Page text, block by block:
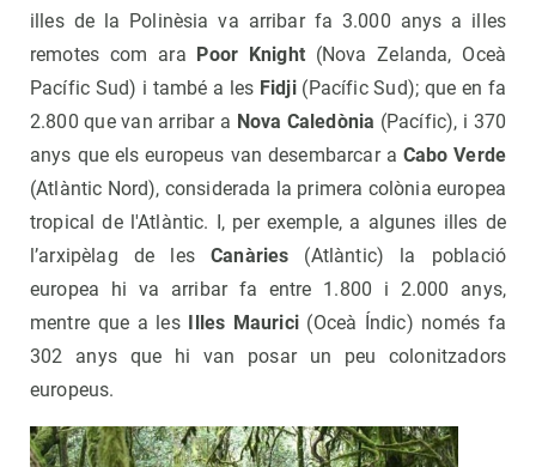
illes de la Polinèsia va arribar fa 3.000 anys a illes
remotes com ara Poor Knight (Nova Zelanda, Oceà
Pacífic Sud) i també a les Fidji (Pacífic Sud); que en fa
2.800 que van arribar a Nova Caledònia (Pacífic), i 370
anys que els europeus van desembarcar a Cabo Verde
(Atlàntic Nord), considerada la primera colònia europea
tropical de l'Atlàntic. I, per exemple, a algunes illes de
l’arxipèlag de lesCanàries (Atlàntic) la població
europea hi va arribar fa entre 1.800 i 2.000 anys,
mentre que a les Illes Maurici (Oceà Índic) només fa
302 anys que hi van posar un peu colonitzadors
europeus.